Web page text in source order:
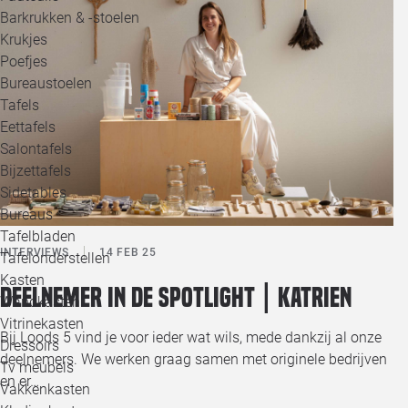
Barkrukken & -stoelen
Krukjes
Poefjes
Bureaustoelen
Tafels
Eettafels
Salontafels
Bijzettafels
Sidetables
Bureaus
Tafelbladen
Tafelonderstellen
Kasten
Wandkasten
Vitrinekasten
Dressoirs
Tv meubels
Vakkenkasten
INTERVIEWS 14 FEB 25
Deelnemer in de spotlight | Katrien
Bij Loods 5 vind je voor ieder wat wils, mede dankzij al onze
deelnemers. We werken graag samen met originele bedrijven
en er…